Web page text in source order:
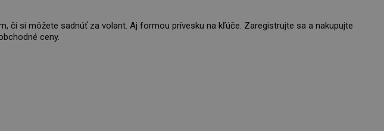
či si môžete sadnúť za volant. Aj formou prívesku na kľúče. Zaregistrujte sa a nakupujte
ceny.